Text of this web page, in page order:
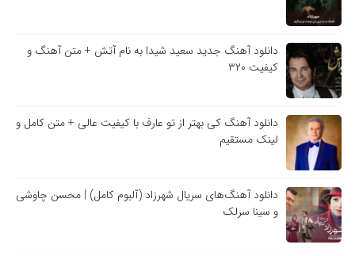
دانلود آهنگ جدید سعید شیدا به نام آتش + متن آهنگ و
کیفیت ۳۲۰
دانلود آهنگ کی بهتر از تو عارف با کیفیت عالی + متن کامل و
لینک مستقیم
دانلود آهنگ‌های سریال شهرزاد (آلبوم کامل) | محسن چاوشی
و سینا سرلک